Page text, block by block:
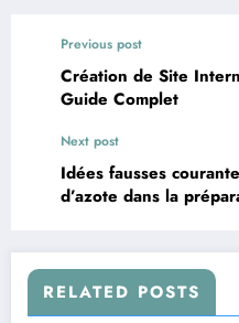
Previous post
Création de Site
Guide Complet
Next post
Idées fausses
d’azote dans la
RELATED POSTS